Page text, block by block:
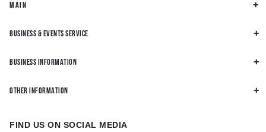
MAIN
BUSINESS & EVENTS SERVICE
BUSINESS INFORMATION
OTHER INFORMATION
FIND US ON SOCIAL MEDIA